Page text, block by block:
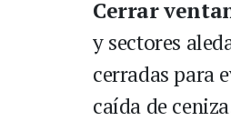
Cerrar
y sectores
cerradas para
caída de